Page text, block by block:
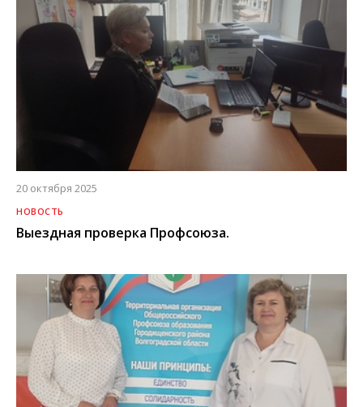
20 октября 2025
НОВОСТЬ
Выездная проверка Профсоюза.